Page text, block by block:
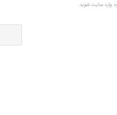
وارد سایت شوید.